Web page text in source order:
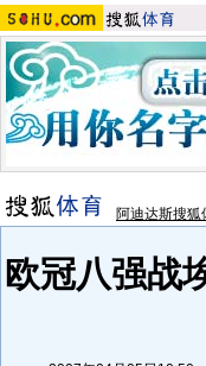
阿迪达斯搜狐
欧冠八强战